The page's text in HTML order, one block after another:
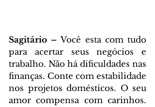
Sagitário – Você esta com tudo
para acertar seus negócios e
trabalho. Não há dificuldades nas
finanças. Conte com estabilidade
nos projetos domésticos. O seu
amor compensa com carinhos.